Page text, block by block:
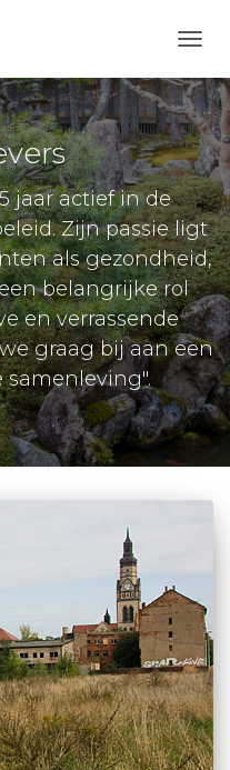
jaar actief in de
Zijn passie ligt
als gezondheid,
belangrijke rol
en verrassende
graag bij aan een
samenleving".